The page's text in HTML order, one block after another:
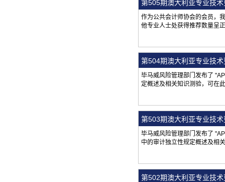
第505期澳大利亚专业技
作为公共会计师协会的会员，
他专业人士处获得推荐数量呈
第504期澳大利亚专业技
毕马威风险管理部门发布了
定概述及相关知识测验，可在
第503期澳大利亚专业技
毕马威风险管理部门发布了
中的审计独立性规定概述及相
第502期澳大利亚专业技